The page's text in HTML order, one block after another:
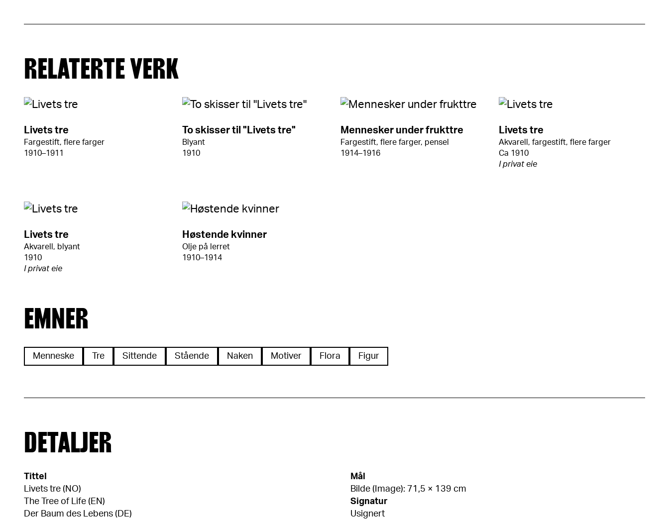
RELATERTE VERK
Livets tre
Fargestift, flere farger
1910–1911
To skisser til "Livets tre"
Blyant
1910
Mennesker under frukttre
Fargestift, flere farger, pensel
1914–1916
Livets tre
Akvarell, fargestift, flere farger
Ca 1910
I privat eie
Livets tre
Akvarell, blyant
1910
I privat eie
Høstende kvinner
Olje på lerret
1910–1914
EMNER
Menneske Tre Sittende Stående Naken Motiver Flora Figur
DETALJER
Tittel
Livets tre (NO)
The Tree of Life (EN)
Der Baum des Lebens (DE)
Mål
Bilde (Image): 71,5 × 139 cm
Signatur
Usignert